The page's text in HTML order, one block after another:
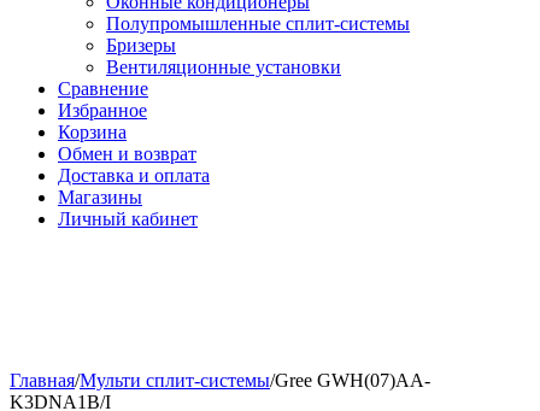
Полупромышленные сплит-системы
Бризеры
Вентиляционные установки
Сравнение
Избранное
Корзина
Обмен и возврат
Доставка и оплата
Магазины
Личный кабинет
Главная/Мульти сплит-системы/Gree GWH(07)AA-
K3DNA1B/I